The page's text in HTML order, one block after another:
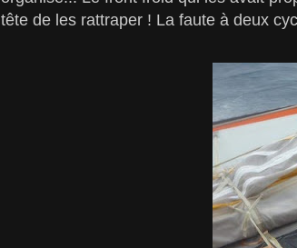
tête de les rattraper ! La faute à deux